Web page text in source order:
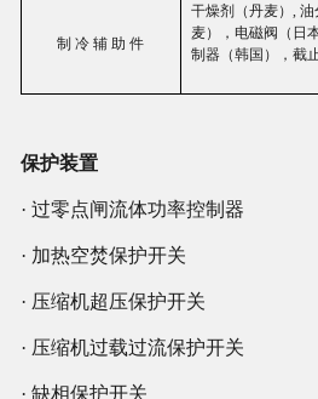
制 冷 辅 助 件
干燥剂（丹麦）,
麦），电磁阀（日
制器（韩国），截
保护装置
· 过零点闸流体功率控制器
· 加热空焚保护开关
· 压缩机超压保护开关
· 压缩机过载过流保护开关
· 缺相保护开关